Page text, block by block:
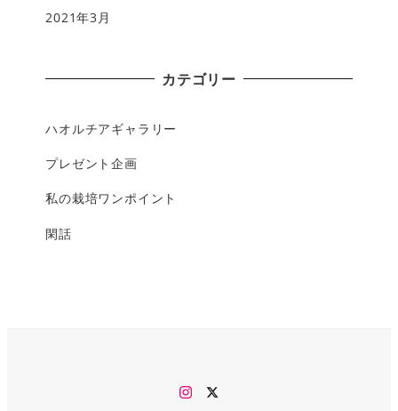
2021年3月
カテゴリー
ハオルチアギャラリー
プレゼント企画
私の栽培ワンポイント
閑話
Instagram